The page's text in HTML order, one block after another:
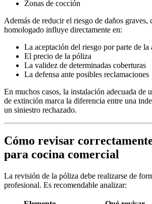
Zonas de cocción
Además de reducir el riesgo de daños graves,
homologado influye directamente en:
La aceptación del riesgo por parte de la
El precio de la póliza
La validez de determinadas coberturas
La defensa ante posibles reclamaciones
En muchos casos, la instalación adecuada de
de extinción marca la diferencia entre una
un siniestro rechazado.
Cómo revisar
para cocina comercial
La revisión de la póliza debe realizarse de
profesional. Es recomendable analizar: